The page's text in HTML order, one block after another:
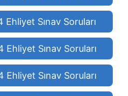
Ehliyet Sınav Soruları
Ehliyet Sınav Soruları
Ehliyet Sınav Soruları